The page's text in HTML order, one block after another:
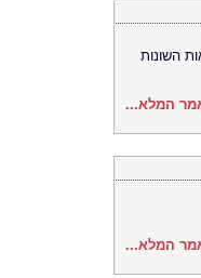
השונות
המלא...
המלא...